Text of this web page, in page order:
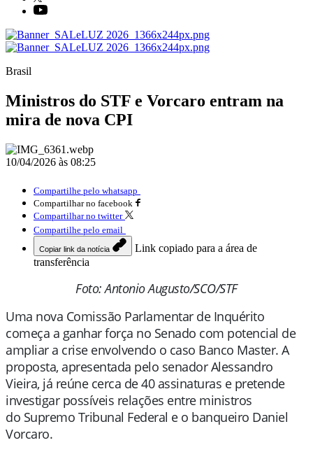
Brasil
Ministros do STF e Vorcaro entram na
mira de nova CPI
10/04/2026 às 08:25
Compartilhe pelo whatsapp
Compartilhar no facebook
Compartilhar no twitter
Compartilhe pelo email
Copiar link da notícia
Link copiado para a área de
transferência
Foto: Antonio Augusto/SCO/STF
Uma nova Comissão Parlamentar de Inquérito
começa a ganhar força no Senado com potencial de
ampliar a crise envolvendo o caso Banco Master. A
proposta, apresentada pelo senadorAlessandro
Vieira, já reúne cerca de 40 assinaturas e pretende
investigar possíveis relações entre ministros
do Supremo Tribunal Federal e o banqueiro Daniel
Vorcaro.